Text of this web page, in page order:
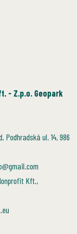
- Z.p.o. Geopark
Podhradská ul. 14, 986
Kft.,